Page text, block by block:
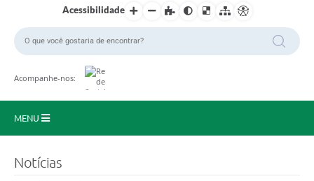
Acessibilidade
Acompanhe-nos:
MENU
Notícias